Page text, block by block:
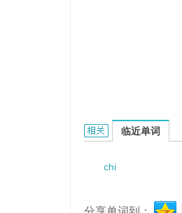
Chiaruzzi的相关资料：
临近单词
chi